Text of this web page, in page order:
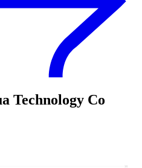
Technology Co
39,97